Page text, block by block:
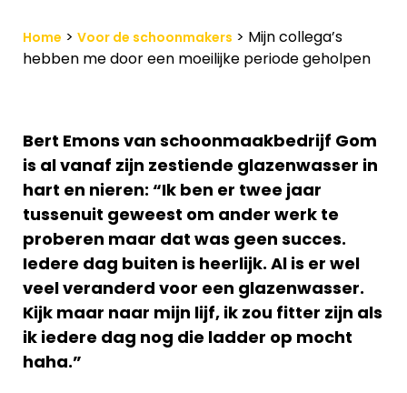
Home > Voor de schoonmakers > Mijn collega’s
hebben me door een moeilijke periode geholpen
Bert Emons van schoonmaakbedrijf Gom
is al vanaf zijn zestiende glazenwasser in
hart en nieren: “Ik ben er twee jaar
tussenuit geweest om ander werk te
proberen maar dat was geen succes.
Iedere dag buiten is heerlijk. Al is er wel
veel veranderd voor een glazenwasser.
Kijk maar naar mijn lijf, ik zou fitter zijn als
ik iedere dag nog die ladder op mocht
haha.”